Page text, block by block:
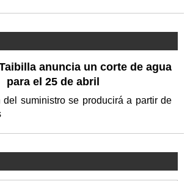
anuncia un corte de agua
para el 25 de abril
del suministro se producirá a partir de